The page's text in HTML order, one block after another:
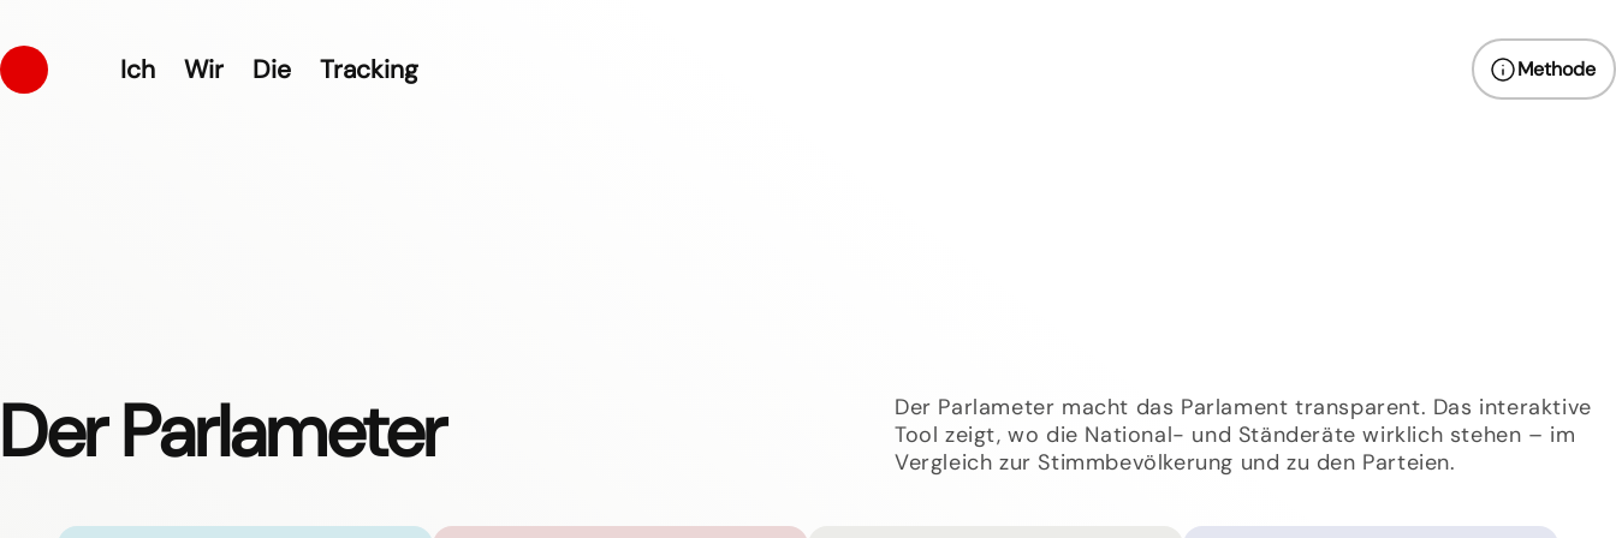
Ich Wir Die Tracking Methode
Der Parlameter
Der Parlameter macht das Parlament transparent. Das interaktive
Tool zeigt, wo die National- und Ständeräte wirklich stehen – im
Vergleich zur Stimmbevölkerung und zu den Parteien.